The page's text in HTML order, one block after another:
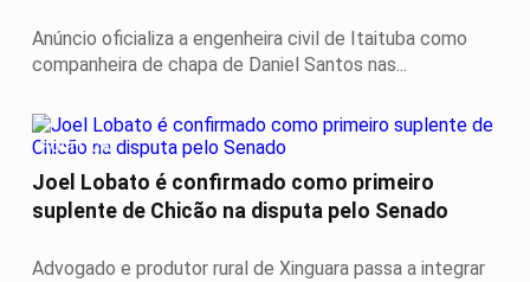
Anúncio oficializa a engenheira civil de Itaituba como
companheira de chapa de Daniel Santos nas...
POLÍTICA
Joel Lobato é confirmado como primeiro
suplente de Chicão na disputa pelo Senado
Advogado e produtor rural de Xinguara passa a integrar